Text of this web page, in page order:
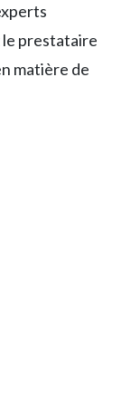
le prestataire
matière de